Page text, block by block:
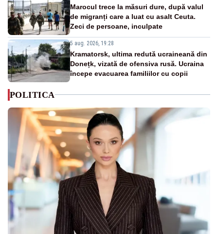
Marocul trece la măsuri dure, după valul
de migranți care a luat cu asalt Ceuta.
Zeci de persoane, inculpate
5 aug. 2026, 19:28
Kramatorsk, ultima redută ucraineană din
Donețk, vizată de ofensiva rusă. Ucraina
începe evacuarea familiilor cu copii
POLITICA